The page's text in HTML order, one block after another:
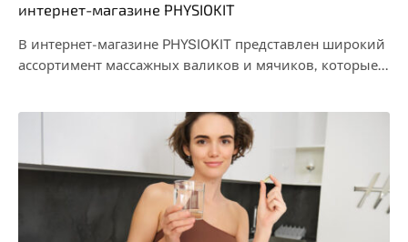
интернет-магазине PHYSIOKIT
В интернет-магазине PHYSIOKIT представлен широкий
ассортимент массажных валиков и мячиков, которые